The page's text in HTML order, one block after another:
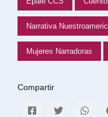
Narrativa
Mujeres Narradoras
Compartir